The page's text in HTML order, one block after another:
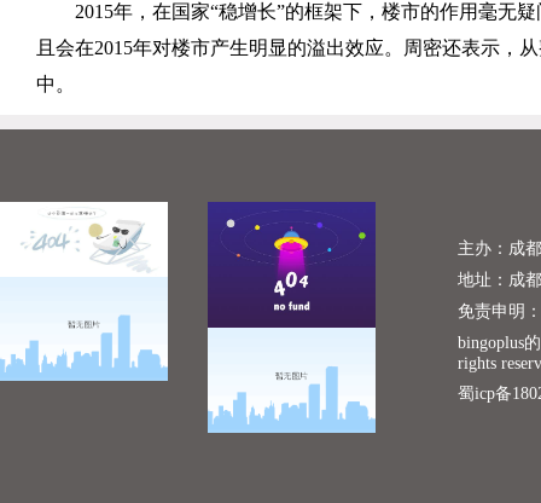
2015年，在国家“稳增长”的框架下，楼市的作用毫无
且会在2015年对楼市产生明显的溢出效应。周密还表示，
中。
主办：成
地址：成
免责申明
bingoplus
rights
蜀icp备